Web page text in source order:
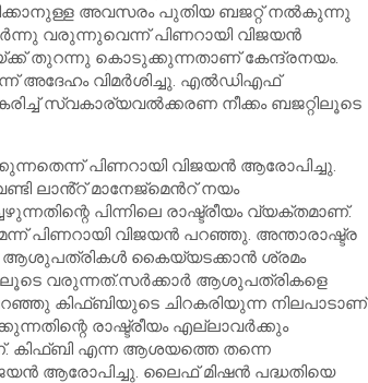
അവസരം പുതിയ ബജറ്റ് നൽകുന്നു
വരുന്നുവെന്ന് പിണറായി വിജയൻ
തുറന്നു കൊടുക്കുന്നതാണ് കേന്ദ്രനയം.
അദേഹം വിമർശിച്ചു. എൽഡിഎഫ്
സ്വകാര്യവൽക്കരണ നീക്കം ബജറ്റിലൂടെ
പിണറായി വിജയൻ ആരോപിച്ചു.
ലാൻ്റ് മാനേജ്മെൻറ് നയം
പിന്നിലെ രാഷ്ട്രീയം വ്യക്തമാണ്.
പിണറായി വിജയൻ പറഞ്ഞു. അന്താരാഷ്ട്ര
ആശുപത്രികൾ കൈയ്യടക്കാൻ ശ്രമം
വരുന്നത്.സർക്കാർ ആശുപത്രികളെ
കിഫ്ബിയുടെ ചിറകരിയുന്ന നിലപാടാണ്
രാഷ്ട്രീയം എല്ലാവർക്കും
കിഫ്ബി എന്ന ആശയത്തെ തന്നെ
ആരോപിച്ചു. ലൈഫ് മിഷൻ പദ്ധതിയെ